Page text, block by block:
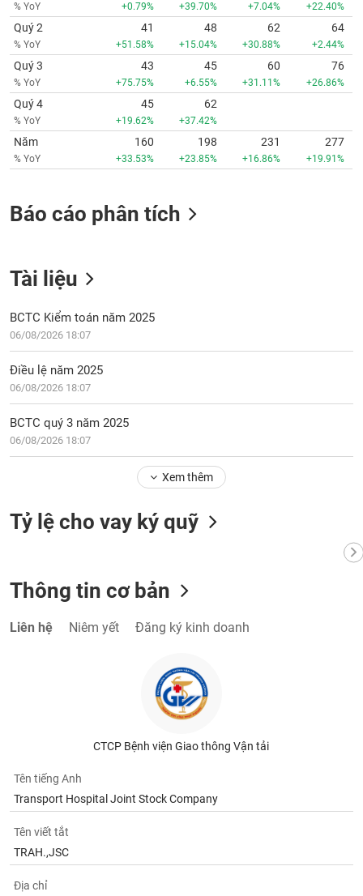
% YoY +0.79% +39.70% +7.04% +22.40%
Quý 2
% YoY
41
+51.58%
48
+15.04%
62
+30.88%
64
+2.44%
Quý 3
% YoY
43
+75.75%
45
+6.55%
60
+31.11%
76
+26.86%
Quý 4
% YoY
45
+19.62%
62
+37.42%
Năm
% YoY
160
+33.53%
198
+23.85%
231
+16.86%
277
+19.91%
Báo cáo phân tích
Tài liệu
BCTC Kiểm toán năm 2025
06/08/2026 18:07
Điều lệ năm 2025
06/08/2026 18:07
BCTC quý 3 năm 2025
06/08/2026 18:07
Xem thêm
Tỷ lệ cho vay ký quỹ
Thông tin cơ bản
Liên hệ Niêm yết Đăng ký kinh doanh
CTCP Bệnh viện Giao thông Vận tải
Tên tiếng Anh
Transport Hospital Joint Stock Company
Tên viết tắt
TRAH.,JSC
Địa chỉ
Truyền
thông
tài
chính
Dữ
liệu
tài